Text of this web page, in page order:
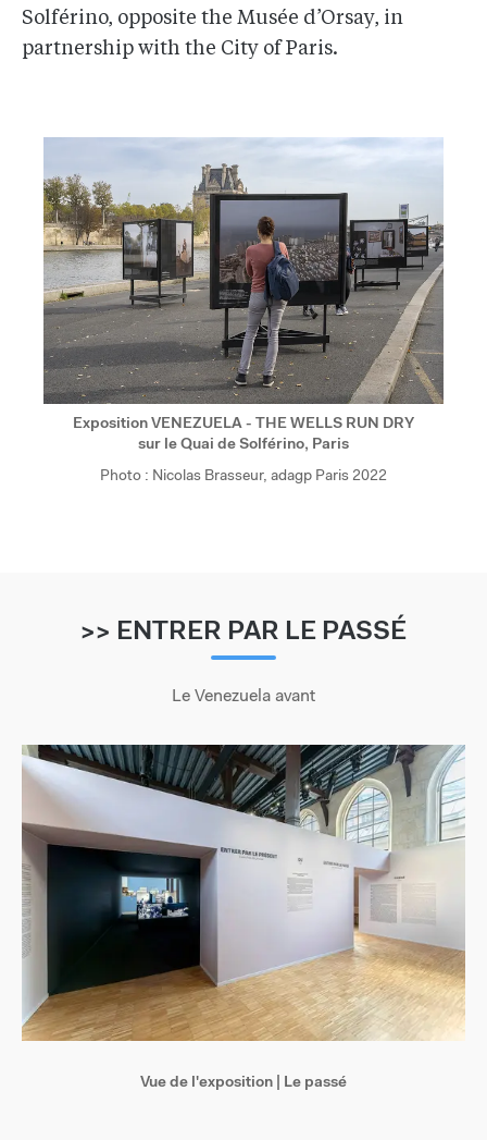
Solférino, opposite the Musée d’Orsay, in
partnership with the City of Paris.
Exposition VENEZUELA - THE WELLS RUN DRY
sur le Quai de Solférino, Paris
Photo : Nicolas Brasseur, adagp Paris 2022
>> ENTRER PAR LE PASSÉ
Le Venezuela avant
Vue de l'exposition | Le passé